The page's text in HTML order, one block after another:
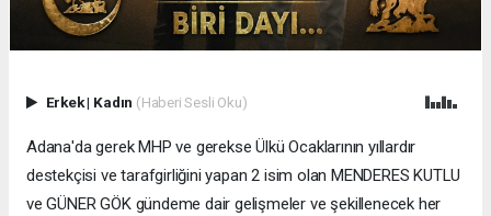
Erkek| Kadın (Haberi Sesli Oku)
Adana'da gerek MHP ve gerekse Ülkü Ocaklarının yıllardır
destekçisi ve tarafgirliğini yapan 2 isim olan MENDERES KUTLU
ve GÜNER GÖK gündeme dair gelişmeler ve şekillenecek her